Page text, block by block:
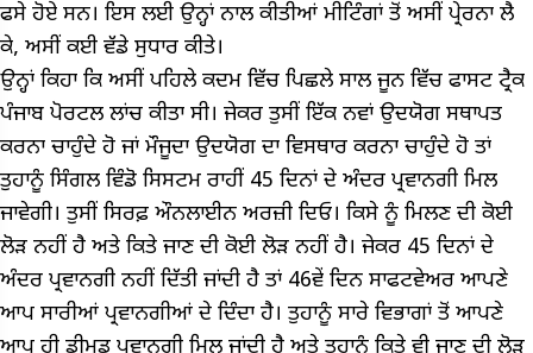
ਫਸੇ ਹੋਏ ਸਨ। ਇਸ ਲਈ ਉਨ੍ਹਾਂ ਨਾਲ ਕੀਤੀਆਂ ਮੀਟਿੰਗਾਂ ਤੋਂ ਅਸੀਂ ਪ੍ਰੇਰਨਾ ਲੈ
ਕੇ, ਅਸੀਂ ਕਈ ਵੱਡੇ ਸੁਧਾਰ ਕੀਤੇ।
ਉਨ੍ਹਾਂ ਕਿਹਾ ਕਿ ਅਸੀਂ ਪਹਿਲੇ ਕਦਮ ਵਿੱਚ ਪਿਛਲੇ ਸਾਲ ਜੂਨ ਵਿੱਚ ਫਾਸਟ ਟ੍ਰੈਕ
ਪੰਜਾਬ ਪੋਰਟਲ ਲਾਂਚ ਕੀਤਾ ਸੀ। ਜੇਕਰ ਤੁਸੀਂ ਇੱਕ ਨਵਾਂ ਉਦਯੋਗ ਸਥਾਪਤ
ਕਰਨਾ ਚਾਹੁੰਦੇ ਹੋ ਜਾਂ ਮੌਜੂਦਾ ਉਦਯੋਗ ਦਾ ਵਿਸਥਾਰ ਕਰਨਾ ਚਾਹੁੰਦੇ ਹੋ ਤਾਂ
ਤੁਹਾਨੂੰ ਸਿੰਗਲ ਵਿੰਡੋ ਸਿਸਟਮ ਰਾਹੀਂ 45 ਦਿਨਾਂ ਦੇ ਅੰਦਰ ਪ੍ਰਵਾਨਗੀ ਮਿਲ
ਜਾਵੇਗੀ। ਤੁਸੀਂ ਸਿਰਫ਼ ਔਨਲਾਈਨ ਅਰਜ਼ੀ ਦਿਓ। ਕਿਸੇ ਨੂੰ ਮਿਲਣ ਦੀ ਕੋਈ
ਲੋੜ ਨਹੀਂ ਹੈ ਅਤੇ ਕਿਤੇ ਜਾਣ ਦੀ ਕੋਈ ਲੋੜ ਨਹੀਂ ਹੈ। ਜੇਕਰ 45 ਦਿਨਾਂ ਦੇ
ਅੰਦਰ ਪ੍ਰਵਾਨਗੀ ਨਹੀਂ ਦਿੱਤੀ ਜਾਂਦੀ ਹੈ ਤਾਂ 46ਵੇਂ ਦਿਨ ਸਾਫਟਵੇਅਰ ਆਪਣੇ
ਆਪ ਸਾਰੀਆਂ ਪ੍ਰਵਾਨਗੀਆਂ ਦੇ ਦਿੰਦਾ ਹੈ। ਤੁਹਾਨੂੰ ਸਾਰੇ ਵਿਭਾਗਾਂ ਤੋਂ ਆਪਣੇ